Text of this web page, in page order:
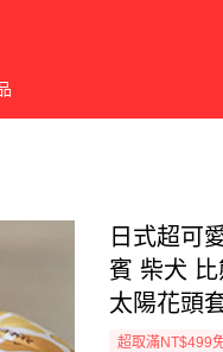
日式超可
賓 柴犬
太陽花頭
超取滿NT$499